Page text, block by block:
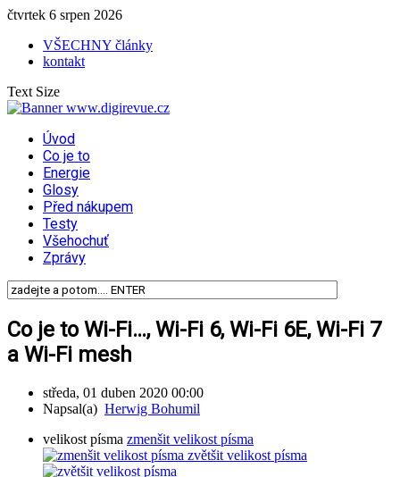
čtvrtek 6 srpen 2026
VŠECHNY články
kontakt
Text Size
Úvod
Co je to
Energie
Glosy
Před nákupem
Testy
Všehochuť
Zprávy
Co je to Wi-Fi…, Wi-Fi 6, Wi-Fi 6E, Wi-Fi 7
a Wi-Fi mesh
středa, 01 duben 2020 00:00
Napsal(a) Herwig Bohumil
velikost písma zmenšit velikost písma
zvětšit velikost písma